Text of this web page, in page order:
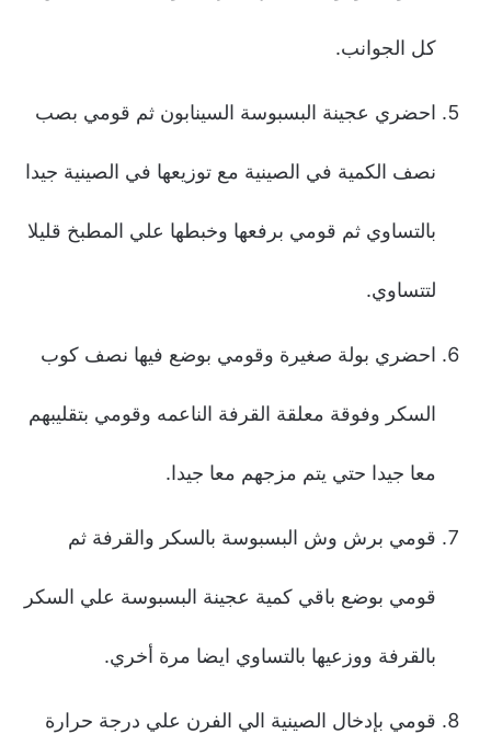
كل الجوانب.
احضري عجينة البسبوسة السينابون ثم قومي بصب
نصف الكمية في الصينية مع توزيعها في الصينية جيدا
بالتساوي ثم قومي برفعها وخبطها علي المطبخ قليلا
لتتساوي.
احضري بولة صغيرة وقومي بوضع فيها نصف كوب
السكر وفوقة معلقة القرفة الناعمه وقومي بتقليبهم
معا جيدا حتي يتم مزجهم معا جيدا.
قومي برش وش البسبوسة بالسكر والقرفة ثم
قومي بوضع باقي كمية عجينة البسبوسة علي السكر
بالقرفة ووزعيها بالتساوي ايضا مرة أخري.
قومي بإدخال الصينية الي الفرن علي درجة حرارة